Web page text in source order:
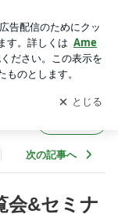
ブログ
受け取りまし
開く
次の記事へ
会&セミナ